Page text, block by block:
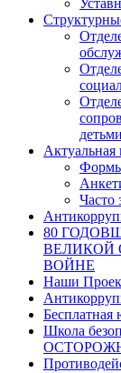
детьми
Формы
Часто
80
ВЕЛИКОЙ
ВОЙНЕ
Наши
Школа